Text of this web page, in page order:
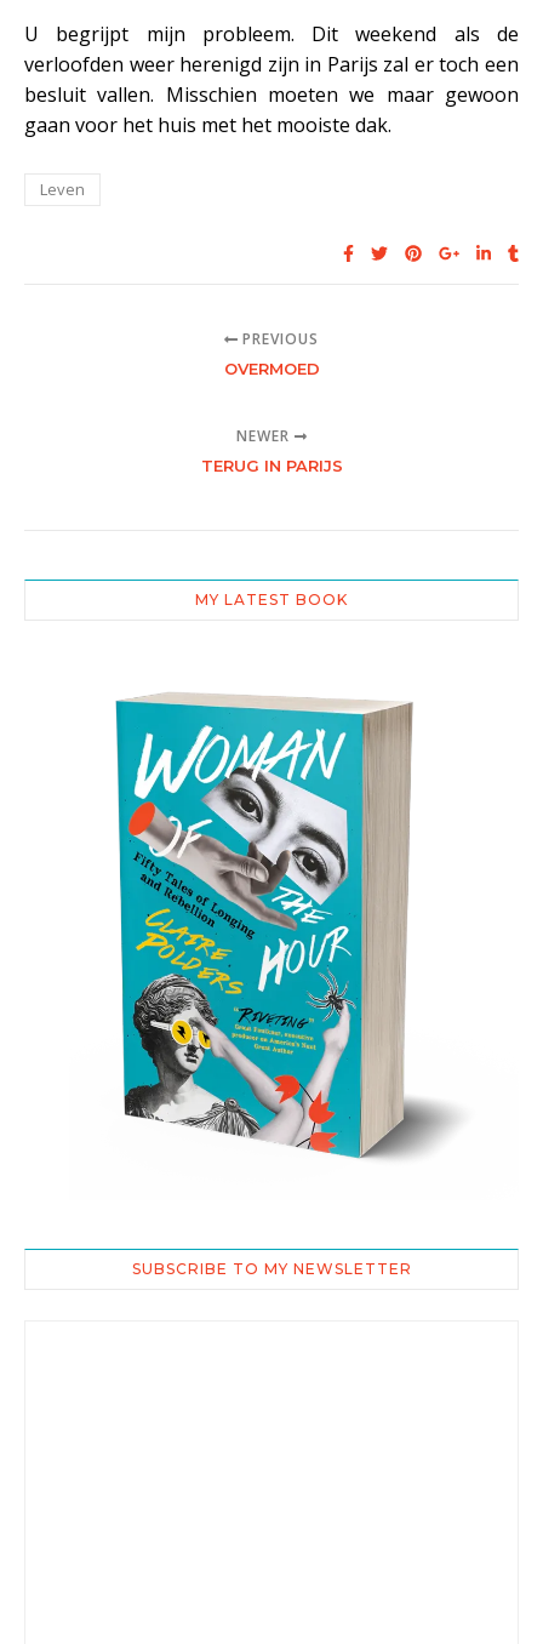
U begrijpt mijn probleem. Dit weekend als de
verloofden weer herenigd zijn in Parijs zal er toch een
besluit vallen. Misschien moeten we maar gewoon
gaan voor het huis met het mooiste dak.
Leven
PREVIOUS
OVERMOED
NEWER
TERUG IN PARIJS
MY LATEST BOOK
SUBSCRIBE TO MY NEWSLETTER